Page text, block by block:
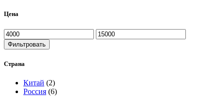
Цена
Фильтровать
Страна
Китай (2)
Россия (6)